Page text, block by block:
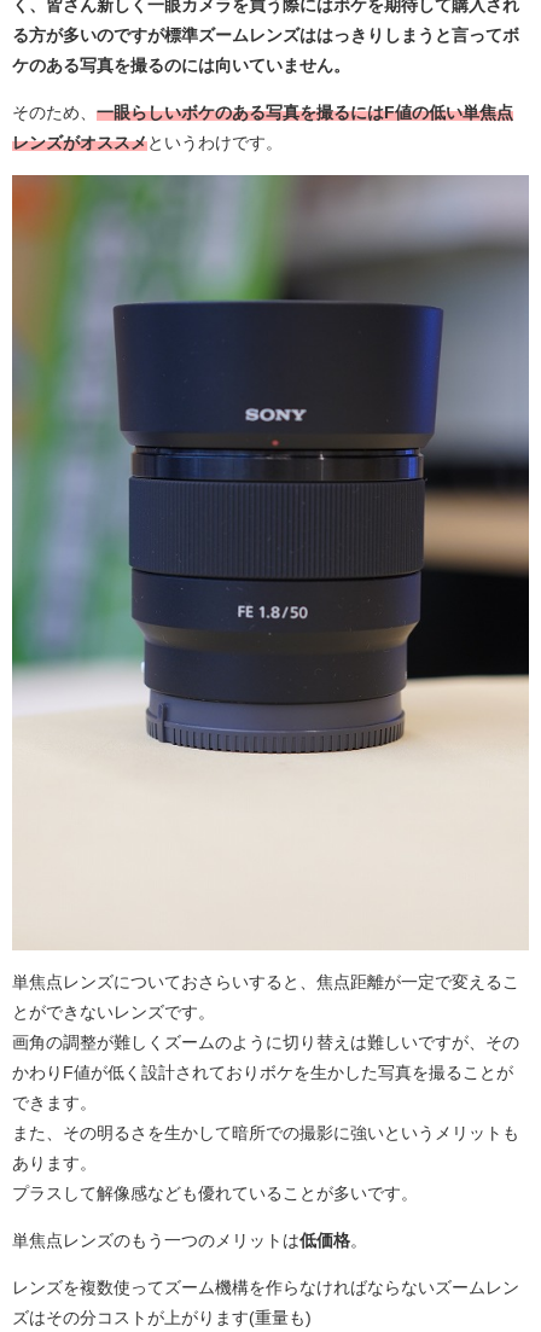
く、皆さん新しく一眼カメラを買う際にはボケを期待して購入され
る方が多いのですが標準ズームレンズははっきりしまうと言ってボ
ケのある写真を撮るのには向いていません。
そのため、 一眼らしいボケのある写真を撮るにはF値の低い単焦点
レンズがオススメ というわけです。
単焦点レンズについておさらいすると、焦点距離が一定で変えるこ
とができないレンズです。
画角の調整が難しくズームのように切り替えは難しいですが、その
かわりF値が低く設計されておりボケを生かした写真を撮ることが
できます。
また、その明るさを生かして暗所での撮影に強いというメリットも
あります。
プラスして解像感なども優れていることが多いです。
単焦点レンズのもう一つのメリットは低価格。
レンズを複数使ってズーム機構を作らなければならないズームレン
ズはその分コストが上がります(重量も)